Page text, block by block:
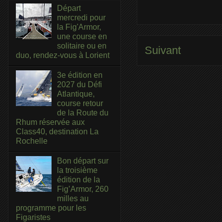
Suivant
Départ
mercredi pour
la Fig'Armor,
une course en
solitaire ou en
duo, rendez-vous à Lorient
3e édition en
2027 du Défi
Atlantique,
course retour
de la Route du
Rhum réservée aux
Class40, destination La
Rochelle
Bon départ sur
la troisième
édition de la
Fig’Armor, 260
milles au
programme pour les
Figaristes